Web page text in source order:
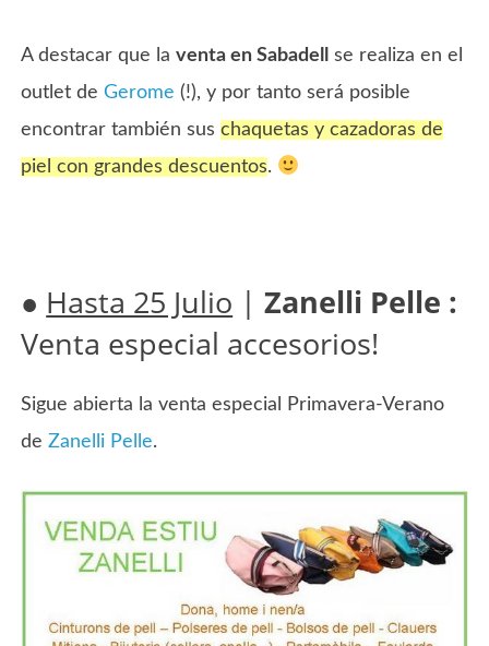
A destacar que laventa en Sabadell
se realiza en el
outlet deGerome (!), y por tanto será posible
encontrar también suschaquetas y cazadoras de
piel con grandes descuentos.
● Hasta 25 Julio |Zanelli Pelle :
Venta especial accesorios!
Sigue abierta la venta especial Primavera-Verano
deZanelli Pelle.